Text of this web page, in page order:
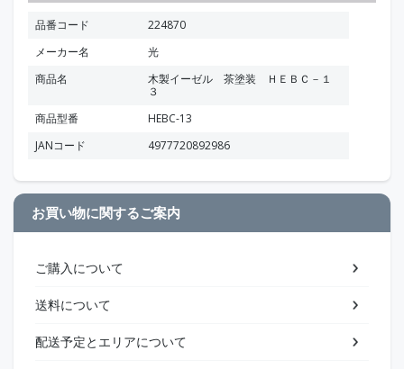
品番コード
224870
メーカー名
光
商品名
木製イーゼル 茶塗装 ＨＥＢＣ－１
３
商品型番
HEBC-13
JANコード
4977720892986
お買い物に関するご案内
ご購入について
送料について
配送予定とエリアについて